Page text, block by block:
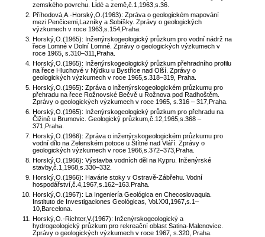
zemského povrchu. Lidé a země,č.1,1963,s.36.
Příhodová,A.-Horský,O.(1963): Zpráva o geologickém mapování
mezi Penčicemi,Lazníky a Sobíšky. Zprávy o geologických
výzkumech v roce 1963,s.154,Praha.
Horský,O.(1965): Inženýrskogeologický průzkum pro vodní nádrž na
řece Lomné v Dolní Lomné. Zprávy o geologických výzkumech v
roce 1965, s.310–311,Praha.
Horský,O.(1965): Inženýrskogeologický průzkum přehradního profilu
na řece Hluchové v Nýdku u Bystřice nad Olší. Zprávy o
geologických výzkumech v roce 1965,s.318–319, Praha.
Horský,O.(1965): Zpráva o inženýrskogeologickém průzkumu pro
přehradu na řece Rožnovské Bečvě u Rožnova pod Radhoštěm.
Zprávy o geologických výzkumech v roce 1965, s.316 – 317,Praha.
Horský,O.(1965): Inženýrskogeologický průzkum pro přehradu na
Čižině u Brumovic. Geologický průzkum,č.12,1965,s.368 –
371,Praha.
Horský,O.(1966): Zpráva o inženýrskogeologickém průzkumu pro
vodní dílo na Zelenském potoce u Štítné nad Vláří. Zprávy o
geologických výzkumech v roce 1966,s.372–373,Praha.
Horský,O.(1966): Výstavba vodních děl na Kypru. Inženýrské
stavby,č.1,1968,s.330–332.
Horský,O.(1966): Havárie stoky v Ostravě-Zábřehu. Vodní
hospodářství,č.4,1967,s.162–163.Praha.
Horský,O.(1967): La Ingeniería Geológica en Checoslovaquia.
Instituto de Investigaciones Geológicas, Vol.XXI,1967,s.1–
10,Barcelona.
Horský,O.-Richter,V.(1967): Inženýrskogeologický a
hydrogeologický průzkum pro rekreační oblast Satina-Malenovice.
Zprávy o geologických výzkumech v roce 1967, s.320, Praha.